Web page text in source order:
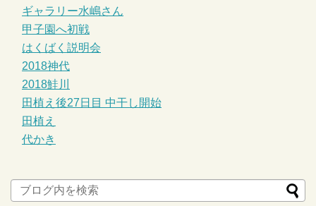
ギャラリー水嶋さん
甲子園へ初戦
はくばく説明会
2018神代
2018鮭川
田植え後27日目 中干し開始
田植え
代かき